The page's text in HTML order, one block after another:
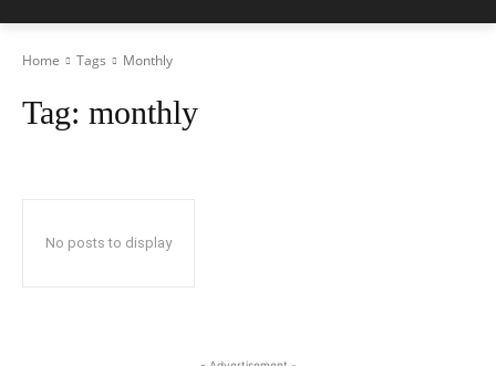
Home Tags Monthly
Tag: monthly
No posts to display